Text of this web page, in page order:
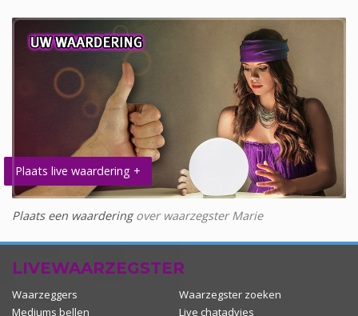
Plaats live waardering +
Plaats een waarderingover waarzegster Marie
LIVEWAARZEGSTER
Waarzeggers
Waarzegster zoeken
Mediums bellen
Live chatadvies